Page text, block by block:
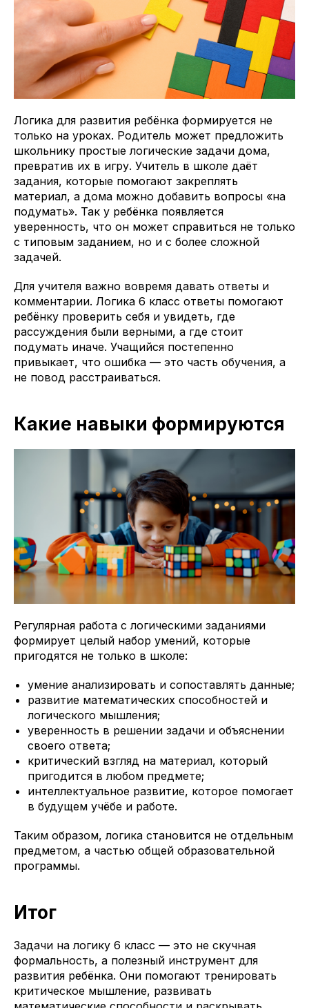
Логика для развития ребёнка формируется не
только на уроках. Родитель может предложить
школьнику простые логические задачи дома,
превратив их в игру. Учитель в школе даёт
задания, которые помогают закреплять
материал, а дома можно добавить вопросы «на
подумать». Так у ребёнка появляется
уверенность, что он может справиться не только
с типовым заданием, но и с более сложной
задачей.
Для учителя важно вовремя давать ответы и
комментарии. Логика 6 класс ответы помогают
ребёнку проверить себя и увидеть, где
рассуждения были верными, а где стоит
подумать иначе. Учащийся постепенно
привыкает, что ошибка — это часть обучения, а
не повод расстраиваться.
Какие навыки формируются
Регулярная работа с логическими заданиями
формирует целый набор умений, которые
пригодятся не только в школе:
умение анализировать и сопоставлять данные;
развитие математических способностей и
логического мышления;
уверенность в решении задачи и объяснении
своего ответа;
критический взгляд на материал, который
пригодится в любом предмете;
интеллектуальное развитие, которое помогает
в будущем учёбе и работе.
Таким образом, логика становится не отдельным
предметом, а частью общей образовательной
программы.
Итог
Задачи на логику 6 класс — это не скучная
формальность, а полезный инструмент для
развития ребёнка. Они помогают тренировать
критическое мышление, развивать